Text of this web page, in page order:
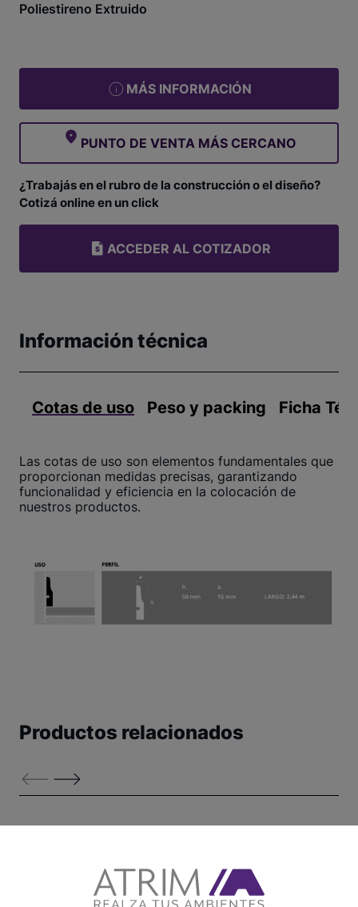
Poliestireno Extruido
MÁS INFORMACIÓN
PUNTO DE VENTA MÁS CERCANO
¿Trabajás en el rubro de la construcción o el diseño?
Cotizá online en un click
ACCEDER AL COTIZADOR
Información técnica
Cotas de uso Peso y packing Ficha
Las cotas de uso son elementos fundamentales que
proporcionan medidas precisas, garantizando
funcionalidad y eficiencia en la colocación de
nuestros productos.
Productos relacionados